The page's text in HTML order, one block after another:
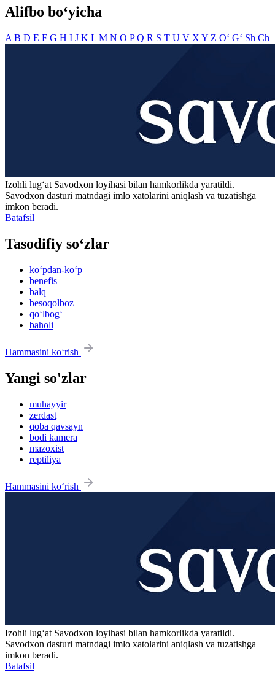
Alifbo bo‘yicha
A B D E F G H I J K L M N O PQ R S T U V X Y Z O‘ G‘ Sh Ch
Izohli lugʻat Savodxon loyihasi bilan hamkorlikda yaratildi.
Savodxon dasturi matndagi imlo xatolarini aniqlash va tuzatishga
imkon beradi.
Batafsil
Tasodifiy so‘zlar
ko‘pdan-ko‘p
benefis
balq
besoqolboz
qo‘lbog‘
baholi
Hammasini ko‘rish
Yangi so'zlar
muhayyir
zerdast
qoba qavsayn
bodi kamera
mazoxist
reptiliya
Hammasini ko‘rish
Izohli lugʻat Savodxon loyihasi bilan hamkorlikda yaratildi.
Savodxon dasturi matndagi imlo xatolarini aniqlash va tuzatishga
imkon beradi.
Batafsil